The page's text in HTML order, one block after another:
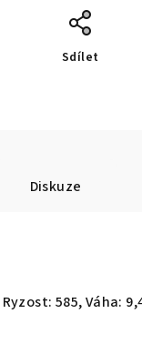
Sdílet
Diskuze
Ryzost: 585, Váha: